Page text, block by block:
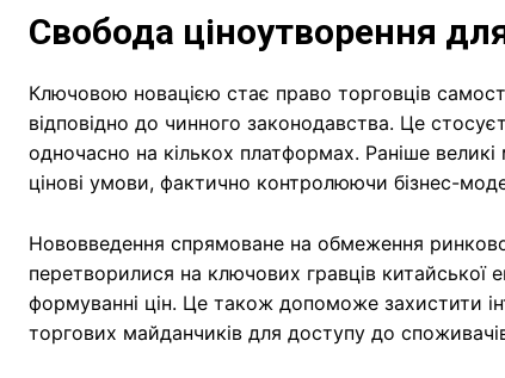
Свобода ціноутворення
Ключовою новацією стає право торговців
відповідно до чинного законодавства. Це
одночасно на кількох платформах. Раніше
цінові умови, фактично контролюючи бізнес-
Нововведення спрямоване на обмеження
перетворилися на ключових гравців китайської
формуванні цін. Це також допоможе захистити
торгових майданчиків для доступу до